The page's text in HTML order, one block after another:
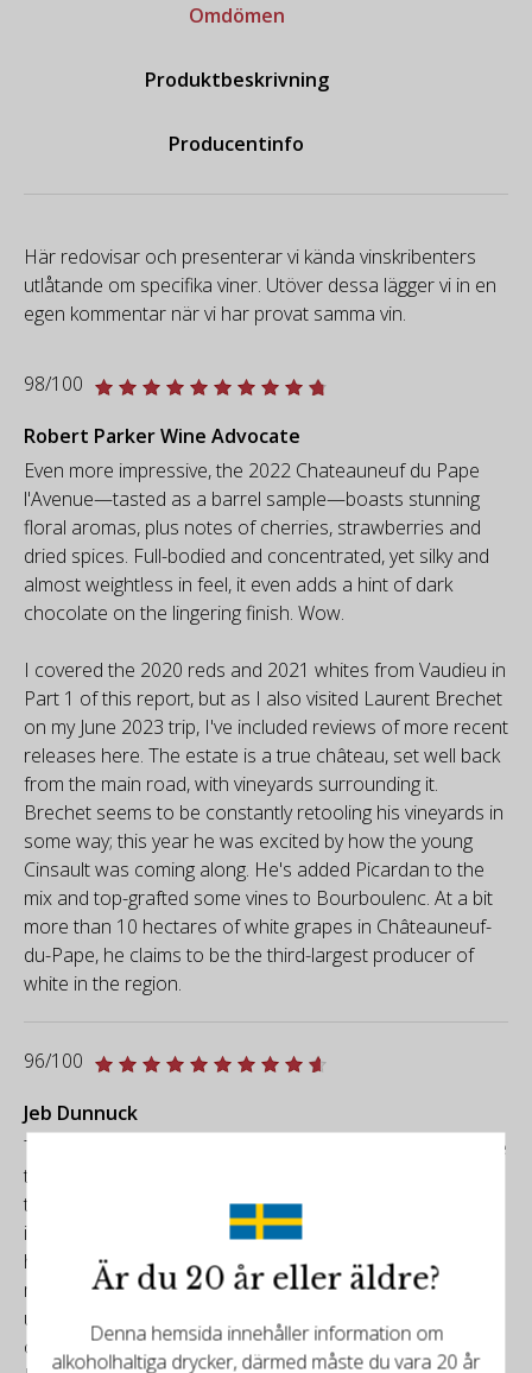
Omdömen
Produktbeskrivning
Producentinfo
Här redovisar och presenterar vi kända vinskribenters
utlåtande om specifika viner. Utöver dessa lägger vi in en
egen kommentar när vi har provat samma vin.
98/100
Robert Parker Wine Advocate
Even more impressive, the 2022 Chateauneuf du Pape
l'Avenue—tasted as a barrel sample—boasts stunning
floral aromas, plus notes of cherries, strawberries and
dried spices. Full-bodied and concentrated, yet silky and
almost weightless in feel, it even adds a hint of dark
chocolate on the lingering finish. Wow.
I covered the 2020 reds and 2021 whites from Vaudieu in
Part 1 of this report, but as I also visited Laurent Brechet
on my June 2023 trip, I've included reviews of more recent
releases here. The estate is a true château, set well back
from the main road, with vineyards surrounding it.
Brechet seems to be constantly retooling his vineyards in
some way; this year he was excited by how the young
Cinsault was coming along. He's added Picardan to the
mix and top-grafted some vines to Bourboulenc. At a bit
more than 10 hectares of white grapes in Châteauneuf-
du-Pape, he claims to be the third-largest producer of
white in the region.
96/100
Jeb Dunnuck
The 2022 Châteauneuf Du Pape L'Avenue is all Grenache
that comes from red clay soils. Still resting in demi-muid,
this deep ruby-hued 2022 offers up a slightly darker edge
in its red and black fruits as well as notes of roasted
herbs, iron, baking spices, and hints of chocolate. Rich,
medium to full-bodied and concentrated, with beautiful
underlying tannins and structure, it will shine for upwards
of 15 years.
Är du 20 år eller äldre?
Denna hemsida innehåller information om
alkoholhaltiga drycker, därmed måste du vara 20 år